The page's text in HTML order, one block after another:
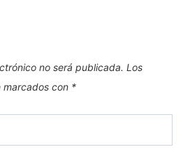
no será publicada. Los
marcados con *